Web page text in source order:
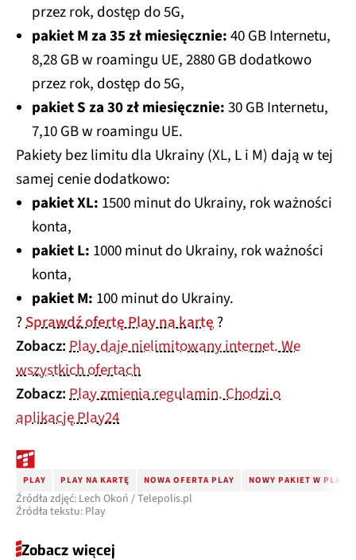
przez rok, dostęp do 5G,
pakiet M za 35 zł miesięcznie:40 GB Internetu,
8,28 GB w roamingu UE, 2880 GB dodatkowo
przez rok, dostęp do 5G,
pakiet S za 30 zł miesięcznie:30 GB Internetu,
7,10 GB w roamingu UE.
Pakiety bez limitu dla Ukrainy (XL, L i M) dają w tej
samej cenie dodatkowo:
pakiet XL: 1500 minut do Ukrainy, rok ważności
konta,
pakiet L: 1000 minut do Ukrainy, rok ważności
konta,
pakiet M: 100 minut do Ukrainy.
?Sprawdź ofertę Play na kartę?
Zobacz:Play daje nielimitowany internet. We
wszystkich ofertach
Zobacz:Play zmienia regulamin. Chodzi o
aplikację Play24
PLAY PLAY NA KARTĘ NOWA OFERTA PLAY NOWY PAKIET W PLAY
Źródła zdjęć: Lech Okoń / Telepolis.pl
Źródła tekstu: Play
Zobacz więcej